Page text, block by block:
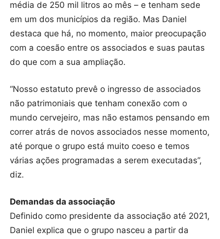
média de 250 mil litros ao mês – e tenham sede
em um dos municípios da região. Mas Daniel
destaca que há, no momento, maior preocupação
com a coesão entre os associados e suas pautas
do que com a sua ampliação.
“Nosso estatuto prevê o ingresso de associados
não patrimoniais que tenham conexão com o
mundo cervejeiro, mas não estamos pensando em
correr atrás de novos associados nesse momento,
até porque o grupo está muito coeso e temos
várias ações programadas a serem executadas”,
diz.
Demandas da associação
Definido como presidente da associação até 2021,
Daniel explica que o grupo nasceu a partir da